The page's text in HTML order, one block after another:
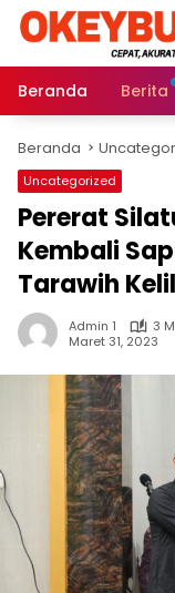
Langsung
Beranda
Berita
Beranda
Uncategorized
Pererat
Kembali
Tarawih
Admin 1
3
Maret 31, 2023